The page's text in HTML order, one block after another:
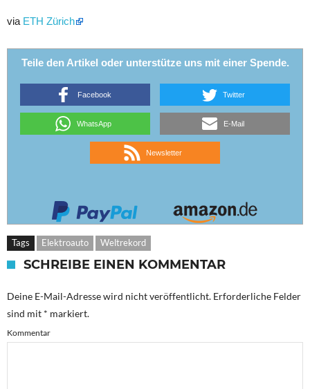
via ETH Zürich
Teile den Artikel oder unterstütze uns mit einer Spende.
Facebook Twitter
WhatsApp E-Mail
Newsletter
Tags Elektroauto Weltrekord
SCHREIBE EINEN KOMMENTAR
Deine E-Mail-Adresse wird nicht veröffentlicht. Erforderliche Felder
sind mit * markiert.
Kommentar